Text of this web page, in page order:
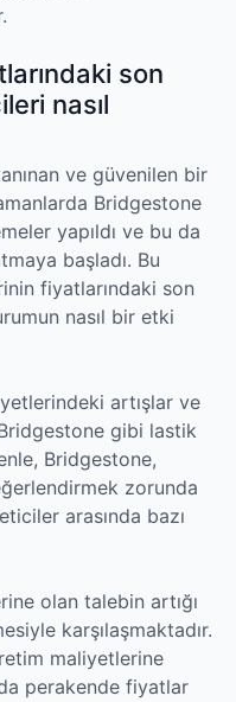
son
nasıl
ve güvenilen bir
Bridgestone
yapıldı ve bu da
başladı. Bu
fiyatlarındaki son
nasıl bir etki
artışlar ve
gibi lastik
Bridgestone,
zorunda
arasında bazı
olan talebin artığı
karşılaşmaktadır.
maliyetlerine
perakende fiyatlar